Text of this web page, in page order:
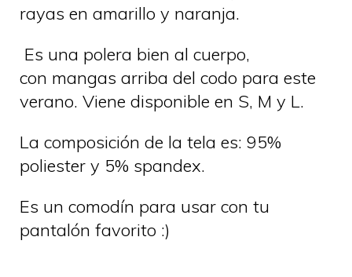
rayas en amarillo y naranja.
Es una polera bien al cuerpo,
con mangas arriba del codo para este
verano. Viene disponible en S, M y L.
La composición de la tela es: 95%
poliester y 5% spandex.
Es un comodín para usar con tu
pantalón favorito :)